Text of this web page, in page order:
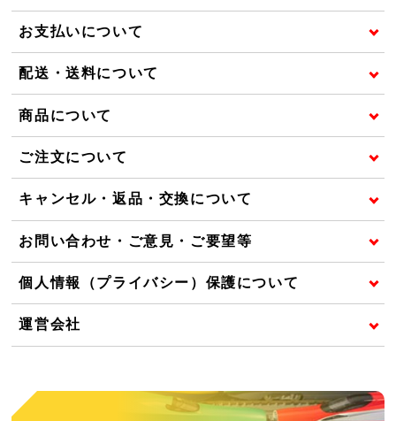
お支払いについて
配送・送料について
商品について
ご注文について
キャンセル・返品・交換について
お問い合わせ・ご意見・ご要望等
個人情報（プライバシー）保護について
運営会社